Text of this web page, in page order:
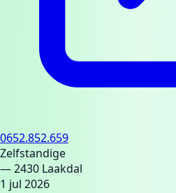
0652.852.659
Zelfstandige
— 2430 Laakdal
1 jul 2026